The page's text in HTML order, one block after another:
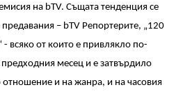
на bTV. Същата тенденция се
– bTV Репортерите, „120
всяко от които е привлякло по-
месец и е затвърдило
и на жанра, и на часовия